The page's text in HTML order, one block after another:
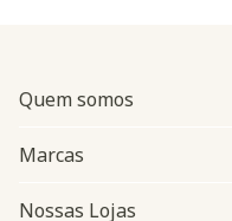
Quem somos
Marcas
Nossas Lojas